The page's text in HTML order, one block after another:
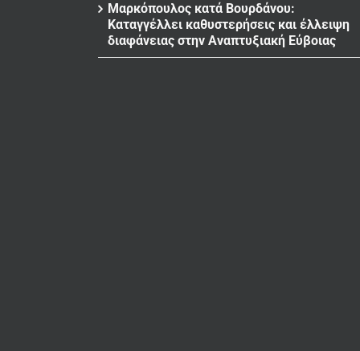
Μαρκόπουλος κατά Βουρδάνου:
Καταγγέλλει καθυστερήσεις και έλλειψη
διαφάνειας στην Αναπτυξιακή Εύβοιας